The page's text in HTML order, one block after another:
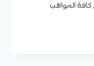
المواهب